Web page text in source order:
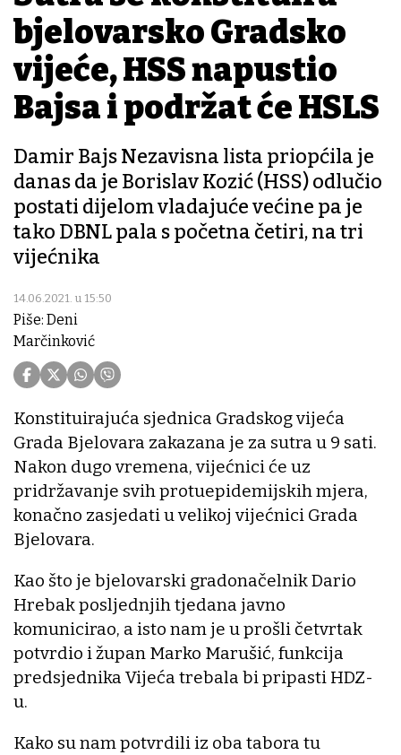
bjelovarsko Gradsko
vijeće, HSS napustio
Bajsa i podržat će HSLS
Damir Bajs Nezavisna lista priopćila je
danas da je Borislav Kozić (HSS) odlučio
postati dijelom vladajuće većine pa je
tako DBNL pala s početna četiri, na tri
vijećnika
14.06.2021. u 15:50
Piše: Deni
Marčinković
Konstituirajuća sjednica Gradskog vijeća
Grada Bjelovara zakazana je za sutra u 9 sati.
Nakon dugo vremena, vijećnici će uz
pridržavanje svih protuepidemijskih mjera,
konačno zasjedati u velikoj vijećnici Grada
Bjelovara.
Kao što je bjelovarski gradonačelnik Dario
Hrebak posljednjih tjedana javno
komunicirao, a isto nam je u prošli četvrtak
potvrdio i župan Marko Marušić, funkcija
predsjednika Vijeća trebala bi pripasti HDZ-
u.
Kako su nam potvrdili iz oba tabora tu